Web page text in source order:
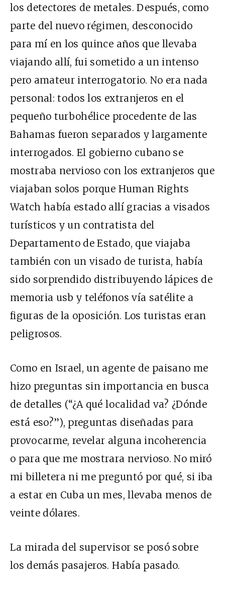
los detectores de metales. Después, como
parte del nuevo régimen, desconocido
para mí en los quince años que llevaba
viajando allí, fui sometido a un intenso
pero amateur interrogatorio. No era nada
personal: todos los extranjeros en el
pequeño turbohélice procedente de las
Bahamas fueron separados y largamente
interrogados. El gobierno cubano se
mostraba nervioso con los extranjeros que
viajaban solos porque Human Rights
Watch había estado allí gracias a visados
turísticos y un contratista del
Departamento de Estado, que viajaba
también con un visado de turista, había
sido sorprendido distribuyendo lápices de
memoria usb y teléfonos vía satélite a
figuras de la oposición. Los turistas eran
peligrosos.
Como en Israel, un agente de paisano me
hizo preguntas sin importancia en busca
de detalles (“¿A qué localidad va? ¿Dónde
está eso?”), preguntas diseñadas para
provocarme, revelar alguna incoherencia
o para que me mostrara nervioso. No miró
mi billetera ni me preguntó por qué, si iba
a estar en Cuba un mes, llevaba menos de
veinte dólares.
La mirada del supervisor se posó sobre
los demás pasajeros. Había pasado.